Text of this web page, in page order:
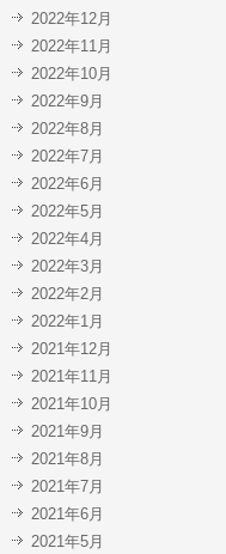
2022年12月
2022年11月
2022年10月
2022年9月
2022年8月
2022年7月
2022年6月
2022年5月
2022年4月
2022年3月
2022年2月
2022年1月
2021年12月
2021年11月
2021年10月
2021年9月
2021年8月
2021年7月
2021年6月
2021年5月